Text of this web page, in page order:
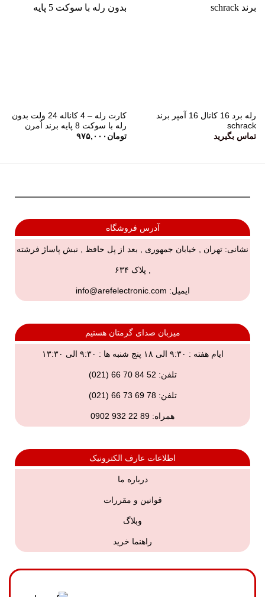
رله برد 16 کانال 16 آمپر برند
schrack
تماس بگیرید
کارت رله – 4 کاناله 24 ولت بدون
رله با سوکت 8 پایه برند اٌمرن
تومان ۹۷۵,۰۰۰
آدرس فروشگاه
نشانی: تهران , خیابان جمهوری , بعد از پل حافظ , نبش پاساژ فرشته
, پلاک ۶۳۴
ایمیل: info@arefelectronic.com
میزبان صدای گرمتان هستیم
ایام هفته : ۹:۳۰ الی ۱۸ پنج شنبه ها : ۹:۳۰ الی ۱۳:۳۰
تلفن: 52 84 70 66 (021)
تلفن:78 69 73 66 (021)
همراه:
اطلاعات عارف الکترونیک
درباره ما
قوانین و مقررات
وبلاگ
راهنما خرید